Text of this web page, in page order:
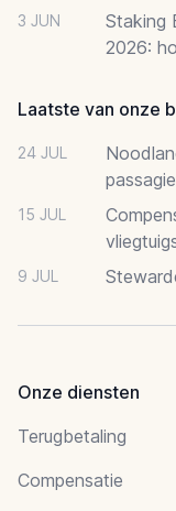
3 JUN
Staking
2026:
Laatste van onze
24 JUL
15 JUL
9 JUL
Onze diensten
Terugbetaling
Compensatie